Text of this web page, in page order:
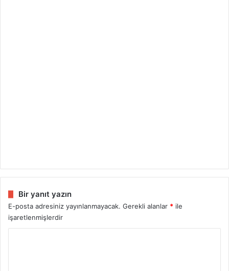
Bir yanıt yazın
E-posta adresiniz yayınlanmayacak. Gerekli alanlar * ile
işaretlenmişlerdir